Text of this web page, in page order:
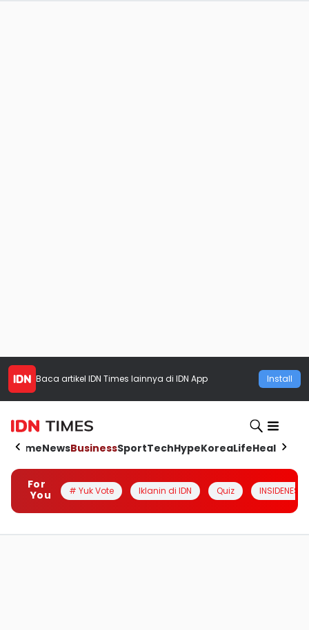
Baca artikel IDN Times lainnya di IDN App Install
HomeNewsBusinessSportTechHypeKoreaLifeHealth
For
You
# Yuk Vote Iklanin di IDN Quiz INSIDENESIA